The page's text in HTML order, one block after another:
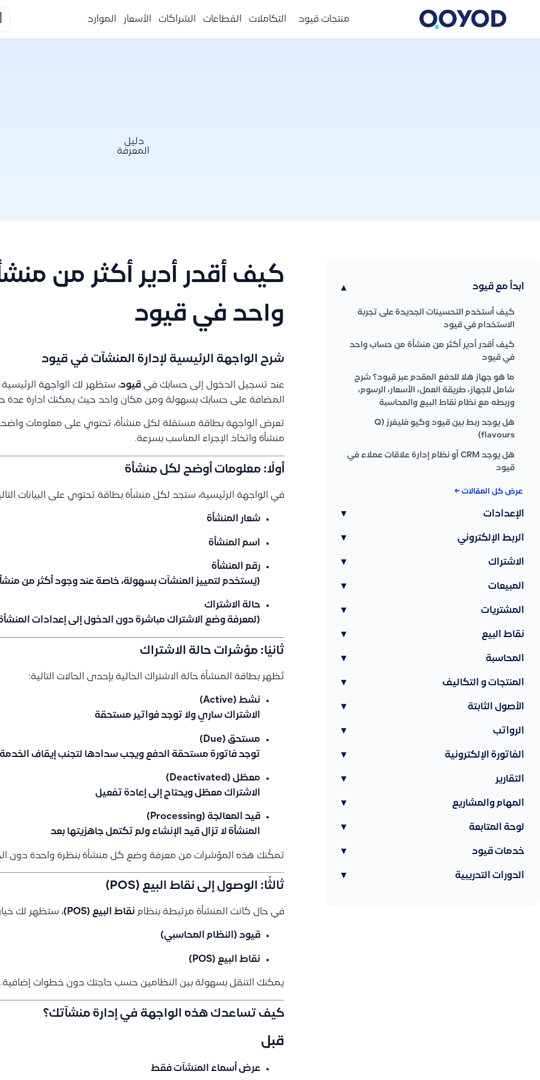
منتجات قيود التكاملات القطاعات الشراكات الأسعار الموارد
دليل
المعرفة
ابدأ مع قيود ▾
كيف أستخدم التحسينات الجديدة على تجربة
الاستخدام في قيود
كيف أقدر أدير أكثر من منشأة من حساب واحد
في قيود
ما هو جهاز هلا للدفع المقدم عبر قيود؟ شرح
شامل للجهاز، طريقة العمل، الأسعار، الرسوم،
وربطه مع نظام نقاط البيع والمحاسبة
هل يوجد ربط بين قيود وكيو فليفرز (Q
flavours)
هل يوجد CRM أو نظام إدارة علاقات عملاء في
قيود
عرض كل المقالات ←
الإعدادات ▾
الربط الإلكتروني ▾
الاشتراك ▾
المبيعات ▾
المشتريات ▾
نقاط البيع ▾
المحاسبة ▾
المنتجات و التكاليف ▾
الأصول الثابتة ▾
الرواتب ▾
الفاتورة الإلكترونية ▾
التقارير ▾
المهام والمشاريع ▾
لوحة المتابعة ▾
خدمات قيود ▾
الدورات التدريبية ▾
كيف أقدر أدير أكثر من
واحد في قيود
شرح الواجهة الرئيسية لإدارة المنشآت في قيود
عند تسجيل الدخول إلى حسابك في قيود، ستظهر لك الواجهة
المضافة على حسابك بسهولة ومن مكان واحد حيث يمكنك ادارة عدة
تعرض الواجهة بطاقة مستقلة لكل منشأة، تحتوي على معلومات
منشأة واتخاذ الإجراء المناسب بسرعة.
أولًا: معلومات أوضح لكل منشأة
في الواجهة الرئيسية، ستجد لكل منشأة بطاقة تحتوي على البيانات
شعار المنشأة
اسم المنشأة
رقم المنشأة
(يُستخدم لتمييز المنشآت بسهولة، خاصة عند وجود أكثر من
حالة الاشتراك
(لمعرفة وضع الاشتراك مباشرة دون الدخول إلى إعدادات
ثانيًا: مؤشرات حالة الاشتراك
تُظهر بطاقة المنشأة حالة الاشتراك الحالية بإحدى الحالات التالية:
نشط (Active)
الاشتراك ساري ولا توجد فواتير مستحقة
مستحق (Due)
توجد فاتورة مستحقة الدفع ويجب سدادها لتجنب إيقاف الخدمة
معطّل (Deactivated)
الاشتراك معطّل ويحتاج إلى إعادة تفعيل
قيد المعالجة (Processing)
المنشأة لا تزال قيد الإنشاء ولم تكتمل جاهزيتها بعد
تمكّنك هذه المؤشرات من معرفة وضع كل منشأة بنظرة واحدة دون
ثالثًا: الوصول إلى نقاط البيع (POS)
في حال كانت المنشأة مرتبطة بنظام نقاط البيع (POS) ، ستظهر لك
قيود (النظام المحاسبي)
نقاط البيع (POS)
يمكنك التنقل بسهولة بين النظامين حسب حاجتك دون خطوات إضافية.
كيف تساعدك هذه الواجهة في إدارة منشآتك؟
قبل
عرض أسماء المنشآت فقط